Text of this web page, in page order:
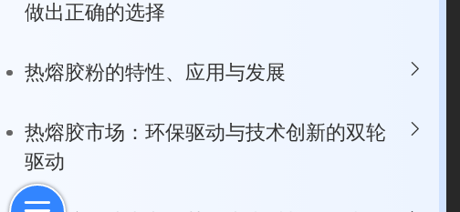
做出正确的选择
热熔胶粉的特性、应用与发展
热熔胶市场：环保驱动与技术创新的双轮
驱动